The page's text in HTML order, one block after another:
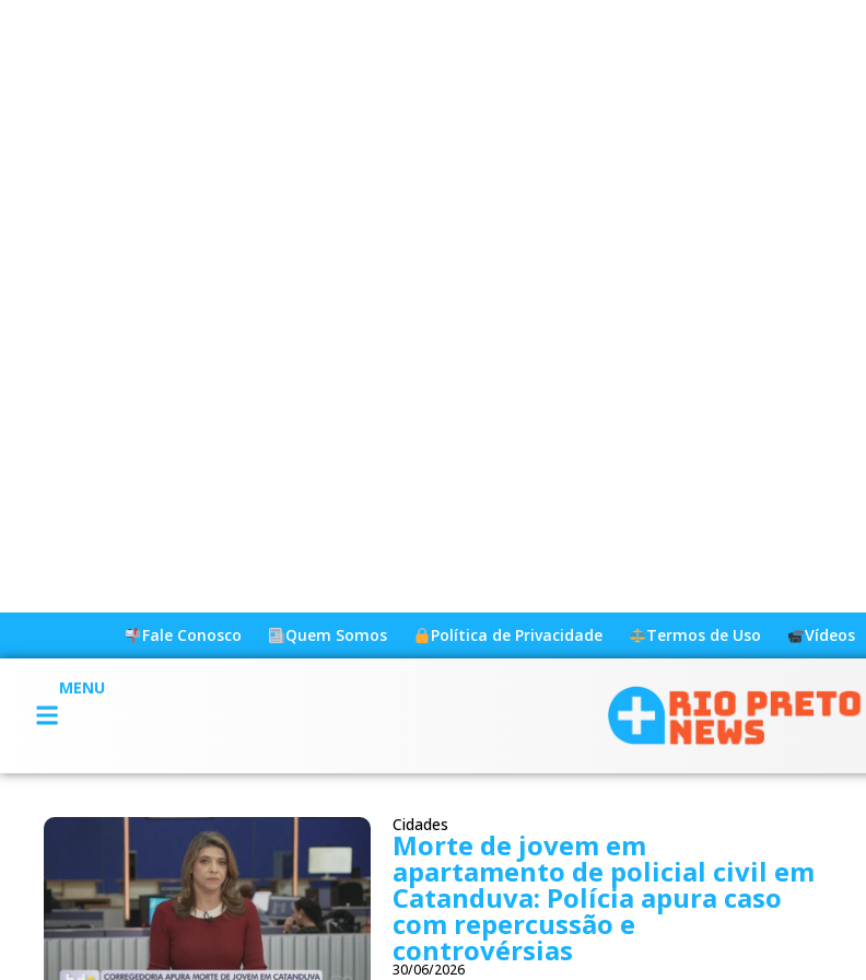
Fale Conosco Quem Somos Política de Privacidade Termos de Uso Vídeos
MENU
Cidades
Morte de jovem em
apartamento de policial civil em
Catanduva: Polícia apura caso
com repercussão e
controvérsias
30/06/2026